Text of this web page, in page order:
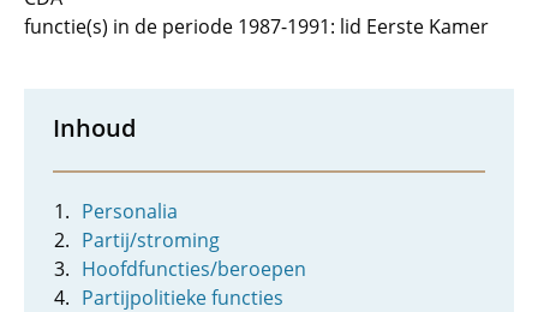
functie(s) in de periode 1987-1991: lid Eerste Kamer
Inhoud
Personalia
Partij/stroming
Hoofdfuncties/beroepen
Partijpolitieke functies